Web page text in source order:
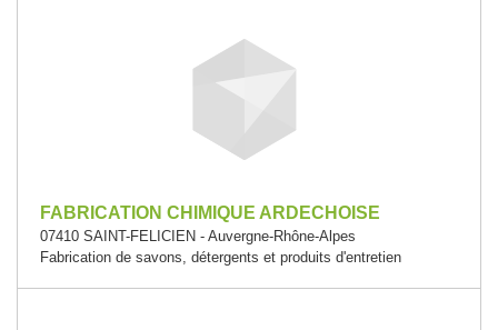
FABRICATION CHIMIQUE ARDECHOISE
07410 SAINT-FELICIEN - Auvergne-Rhône-Alpes
Fabrication de savons, détergents et produits d'entretien